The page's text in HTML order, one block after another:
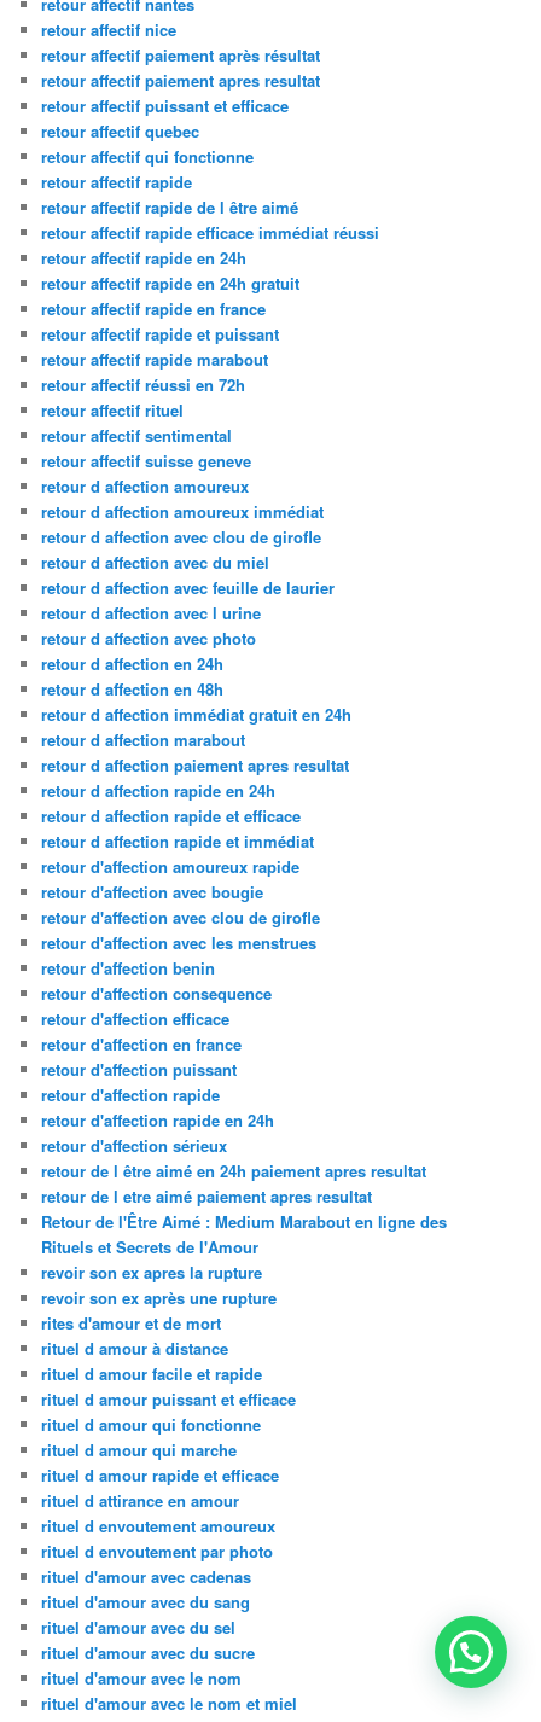
retour affectif nice
retour affectif paiement après résultat
retour affectif paiement apres resultat
retour affectif puissant et efficace
retour affectif quebec
retour affectif qui fonctionne
retour affectif rapide
retour affectif rapide de l être aimé
retour affectif rapide efficace immédiat réussi
retour affectif rapide en 24h
retour affectif rapide en 24h gratuit
retour affectif rapide en france
retour affectif rapide et puissant
retour affectif rapide marabout
retour affectif réussi en 72h
retour affectif rituel
retour affectif sentimental
retour affectif suisse geneve
retour d affection amoureux
retour d affection amoureux immédiat
retour d affection avec clou de girofle
retour d affection avec du miel
retour d affection avec feuille de laurier
retour d affection avec l urine
retour d affection avec photo
retour d affection en 24h
retour d affection en 48h
retour d affection immédiat gratuit en 24h
retour d affection marabout
retour d affection paiement apres resultat
retour d affection rapide en 24h
retour d affection rapide et efficace
retour d affection rapide et immédiat
retour d'affection amoureux rapide
retour d'affection avec bougie
retour d'affection avec clou de girofle
retour d'affection avec les menstrues
retour d'affection benin
retour d'affection consequence
retour d'affection efficace
retour d'affection en france
retour d'affection puissant
retour d'affection rapide
retour d'affection rapide en 24h
retour d'affection sérieux
retour de l être aimé en 24h paiement apres resultat
retour de l etre aimé paiement apres resultat
Retour de l'Être Aimé : Medium Marabout en ligne des
Rituels et Secrets de l'Amour
revoir son ex apres la rupture
revoir son ex après une rupture
rites d'amour et de mort
rituel d amour à distance
rituel d amour facile et rapide
rituel d amour puissant et efficace
rituel d amour qui fonctionne
rituel d amour qui marche
rituel d amour rapide et efficace
rituel d attirance en amour
rituel d envoutement amoureux
rituel d envoutement par photo
rituel d'amour avec cadenas
rituel d'amour avec du sang
rituel d'amour avec du sel
rituel d'amour avec du sucre
rituel d'amour avec le nom
rituel d'amour avec le nom et miel